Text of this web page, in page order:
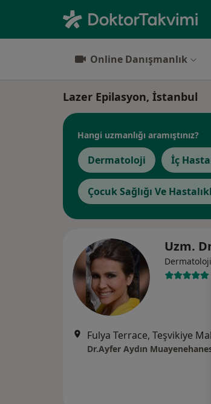
Online Danışmanlık
Lazer Epilasyon, İstanbul
Hangi uzmanlığı aramıştınız?
Dermatoloji İç
Çocuk Sağlığı Ve
Uzm.
Dermatoloji
Dr.Ayfer Aydın